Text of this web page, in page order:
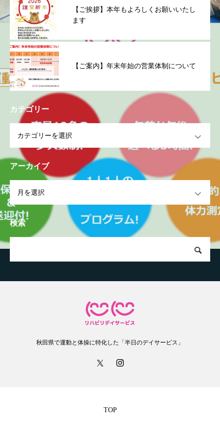
【ご挨拶】本年もよろしくお願いいたし
ます
【ご案内】年末年始の営業体制について
カテゴリー
アーカイブ
検索
秋田県で運動と体操に特化した「半日のデイサービス」
TOP